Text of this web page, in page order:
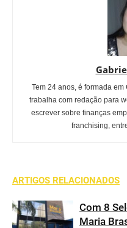
Tem 24 anos, é formada
trabalha com redação para
escrever sobre finanças
franchising,
ARTIGOS RELACIONADOS
Com 8
Maria